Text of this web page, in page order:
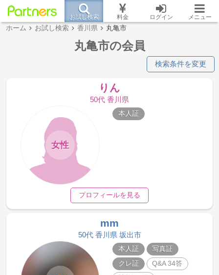
お試し検索 料金 ログイン メニュー
ホーム お試し検索 香川県 丸亀市
丸亀市の会員
検索条件を変更
りん
50代 香川県
女性
本人証
プロフィールを見る
mm
50代 香川県 坂出市
本人証
写真証
クレ証
Q&A 34答